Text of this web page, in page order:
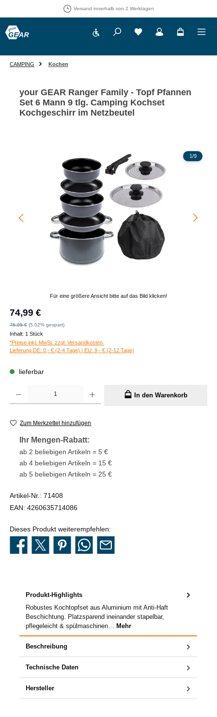
Versand innerhalb von 2 Werktagen
Werkzeugleiste anzeigenDu hast 0 Produkte auf
CAMPING Kochen
your GEAR Ranger Family - Topf Pfannen
Set 6 Mann 9 tlg. Camping Kochset
Kochgeschirr im Netzbeutel
Für eine größere Ansicht bitte auf das Bild klicken!
1/9
Verkaufspreis:
74,99 €
Regulärer Preis:
78,95 € (5.02% gespart)
Inhalt: 1 Stück
*Preise inkl. MwSt. zzgl. Versandkosten
Lieferung DE: 0,- € (2-4 Tage) | EU: 9,- € (2-12 Tage)
lieferbar
In den Warenkorb
Zum Merkzettel hinzufügen
Ihr Mengen-Rabatt:
ab 2 beliebigen Artikeln = 5 €
ab 4 beliebigen Artikeln = 15 €
ab 5 beliebigen Artikeln = 25 €
Artikel-Nr.: 71408
EAN: 4260635714086
Dieses Produkt weiterempfehlen:
Produkt-Highlights
Robustes Kochtopfset aus Aluminium mit Anti-Haft
Beschichtung. Platzsparend ineinander stapelbar,
pflegeleicht & spülmaschinen… Mehr
Beschreibung
Technische Daten
Hersteller